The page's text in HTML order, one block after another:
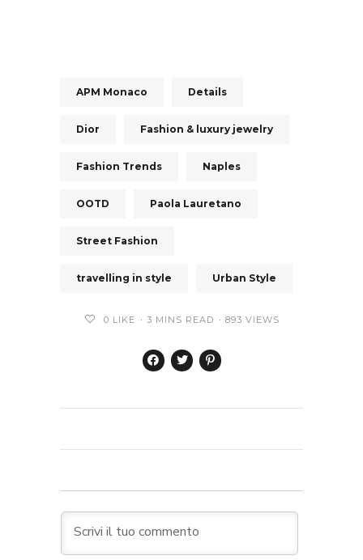
APM Monaco Details
Dior Fashion & luxury jewelry
Fashion Trends Naples
OOTD Paola Lauretano
Street Fashion
travelling in style Urban Style
0 LIKE 3 MINS READ 893 VIEWS